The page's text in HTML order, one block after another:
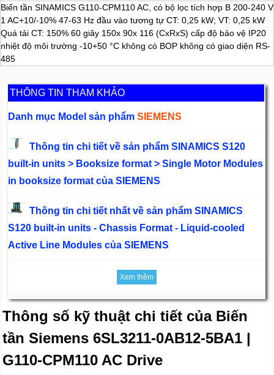
Biến tần SINAMICS G110-CPM110 AC, có bộ lọc tích hợp B 200-240 V
1 AC+10/-10% 47-63 Hz đầu vào tương tự CT: 0,25 kW; VT: 0,25 kW
Quá tải CT: 150% 60 giây 150x 90x 116 (CxRxS) cấp độ bảo vệ IP20
nhiệt độ môi trường -10+50 °C không có BOP không có giao diện RS-
485
THÔNG TIN THAM KHẢO
Danh mục Model sản phẩmSIEMENS
Thông tin chi tiết về sản phẩm SINAMICS S120
built-in units > Booksize format > Single Motor Modules
in booksize format của SIEMENS
Thông tin chi tiết nhất về sản phẩm SINAMICS
S120 built-in units - Chassis Format - Liquid-cooled
Active Line Modules của SIEMENS
Xem thêm
Thông số kỹ thuật chi tiết của Biến
tần Siemens 6SL3211-0AB12-5BA1 |
G110-CPM110 AC Drive